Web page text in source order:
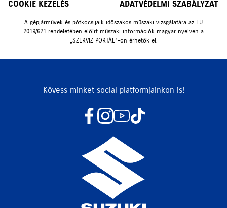
COOKIE KEZELÉS ADATVÉDELMI SZABÁLYZAT
A gépjárművek és pótkocsijaik időszakos műszaki vizsgálatára az EU
2019/621 rendeletében előírt műszaki információk magyar nyelven a
„SZERVIZ PORTÁL”-on érhetők el.
Kövess minket social platformjainkon is!